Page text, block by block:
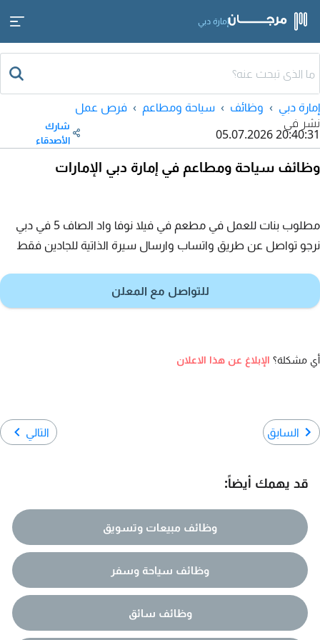
إمارة دبي
إمارة دبي وظائف سياحة ومطاعم
فرص عمل
نشر في
05.07.2026 20:40:31
شارك
الأصدقاء
وظائف سياحة ومطاعم في إمارة دبي الإمارات
مطلوب بنات للعمل في مطعم في فيلا نوفا واد الصاف 5 في دبي
نرجو تواصل عن طريق واتساب وارسال سيرة الذاتية للجادين فقط
للتواصل مع المعلن
أي مشكلة؟ الإبلاغ عن هذا الاعلان
السابق التالي
قد يهمك أيضاً:
وظائف مبيعات وتسويق
وظائف سياحة وسفر
وظائف سائق